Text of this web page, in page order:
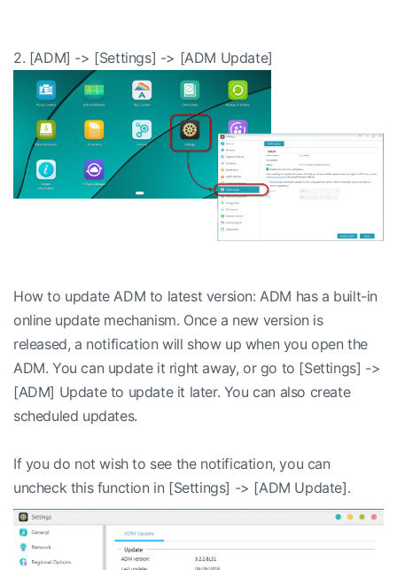
2. [ADM] -> [Settings] -> [ADM Update]
How to update ADM to latest version: ADM has a built-in
online update mechanism. Once a new version is
released, a notification will show up when you open the
ADM. You can update it right away, or go to [Settings] ->
[ADM] Update to update it later. You can also create
scheduled updates.
If you do not wish to see the notification, you can
uncheck this function in [Settings] -> [ADM Update].